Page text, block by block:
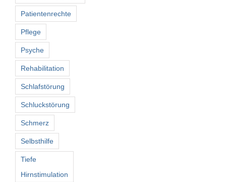
Patientenrechte
Pflege
Psyche
Rehabilitation
Schlafstörung
Schluckstörung
Schmerz
Selbsthilfe
Tiefe
Hirnstimulation